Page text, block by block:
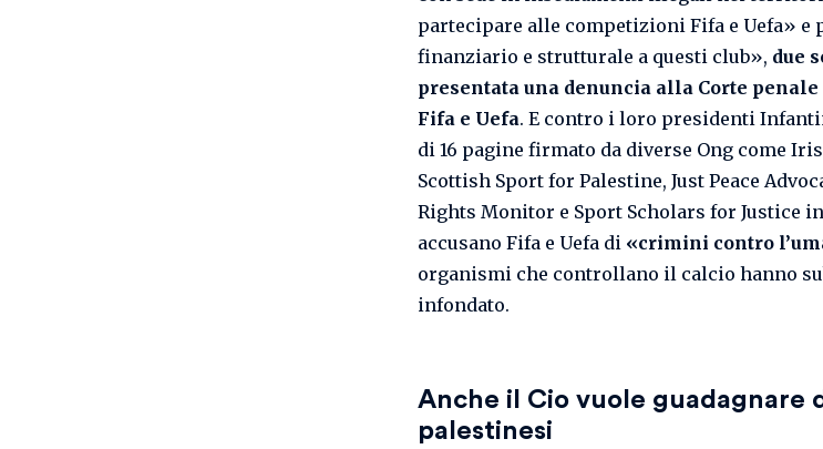
partecipare alle competizioni Fifa e Uefa»
finanziario e strutturale a questi club», due
presentata una denuncia alla Corte
Fifa e Uefa. E contro i loro presidenti
di 16 pagine firmato da diverse Ong come
Scottish Sport for Palestine, Just Peace
Rights Monitor e Sport Scholars for Justice
accusano Fifa e Uefa di «crimini contro
organismi che controllano il calcio hanno
infondato.
Anche il Cio vuole guadagnare
palestinesi